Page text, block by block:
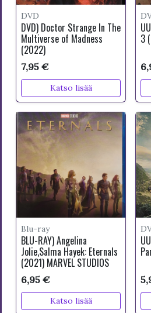
DVD
DVD) Doctor Strange In The
Multiverse of Madness
(2022)
7,95 €
Katso lisää
3
Blu-ray
BLU-RAY) Angelina
Jolie,Salma Hayek: Eternals
(2021) MARVEL STUDIOS
6,95 €
Katso lisää